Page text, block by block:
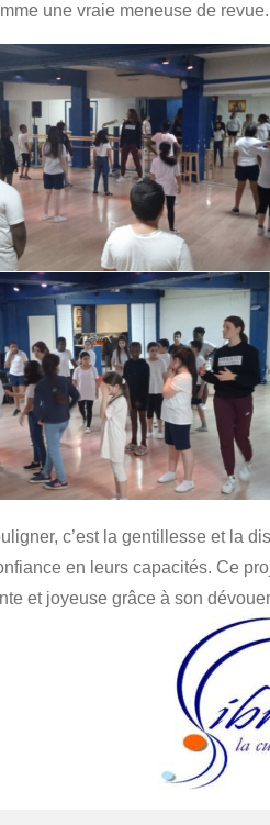
une vraie meneuse de revue.
c’est la gentillesse et la
en leurs capacités. Ce
et joyeuse grâce à son